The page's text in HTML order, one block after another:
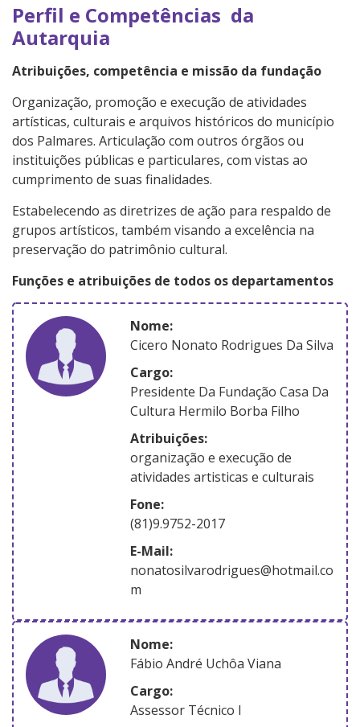
Perfil e Competências da
Autarquia
Atribuições, competência e missão da fundação
Organização, promoção e execução de atividades
artísticas, culturais e arquivos históricos do município
dos Palmares. Articulação com outros órgãos ou
instituições públicas e particulares, com vistas ao
cumprimento de suas finalidades.
Estabelecendo as diretrizes de ação para respaldo de
grupos artísticos, também visando a excelência na
preservação do patrimônio cultural.
Funções e atribuições de todos os departamentos
nome:
Cicero Nonato Rodrigues Da Silva
Cargo:
Presidente Da Fundação Casa Da
Cultura Hermilo Borba Filho
atribuições:
organização e execução de
atividades artisticas e culturais
Fone:
(81)9.9752-2017
E-Mail:
nonatosilvarodrigues@hotmail.co
m
nome:
Fábio André Uchôa Viana
Cargo:
Assessor Técnico I